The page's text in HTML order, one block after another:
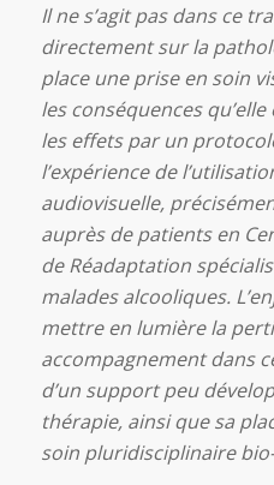
Il ne s’agit pas dans ce
directement sur la
place une prise en soin
les conséquences
les effets par un
l’expérience de
audiovisuelle,
auprès de patients en
de Réadaptation
malades alcooliques.
mettre en lumière la
accompagnement dans
d’un support peu
thérapie, ainsi que sa
soin pluridisciplinaire